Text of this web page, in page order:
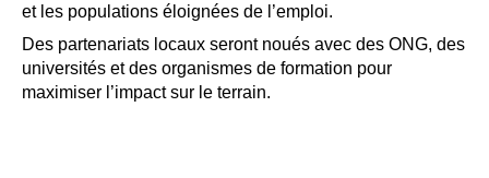
et les populations éloignées de l’emploi.
Des partenariats locaux seront noués avec des ONG, des
universités et des organismes de formation pour
maximiser l’impact sur le terrain.